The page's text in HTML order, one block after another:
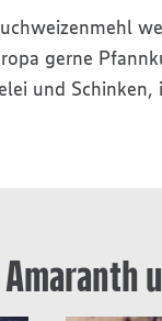
gerne
und